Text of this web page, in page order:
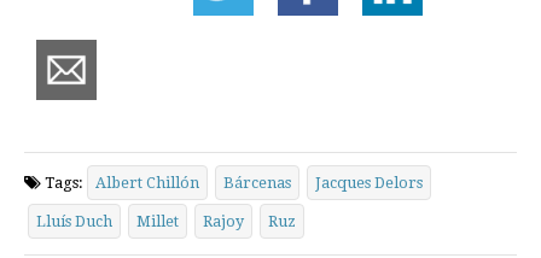
Tags: Albert Chillón Bárcenas Jacques Delors
Lluís Duch Millet Rajoy Ruz